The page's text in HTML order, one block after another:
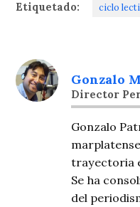
Etiquetado: ciclo
Gonzalo
Director
Gonzalo
trayectoria
Se ha
del